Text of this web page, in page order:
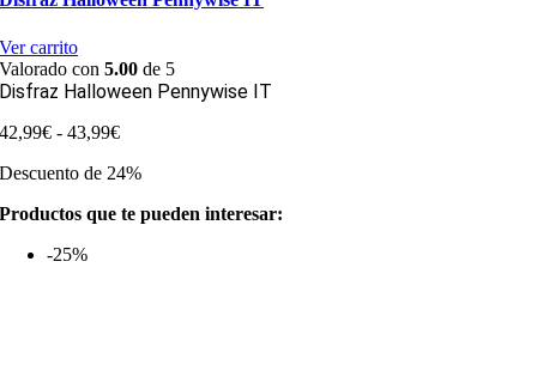
Ver carrito
Valorado con5.00 de 5
Disfraz Halloween Pennywise IT
42,99€ - 43,99€Rango
precios:
42,99€
Descuento de 24%
Productos que te pueden interesar:
-25%